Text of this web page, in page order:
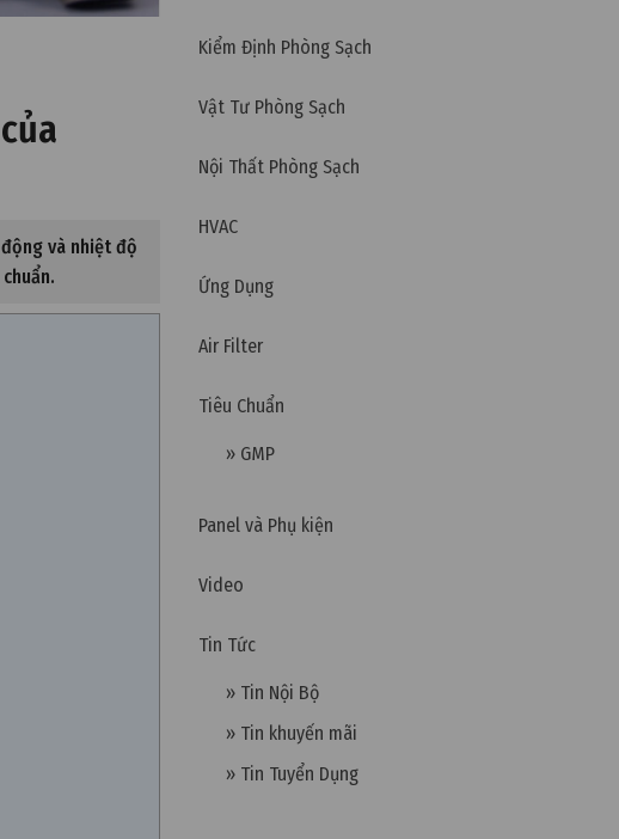
và nhiệt độ
Kiểm Định Phòng Sạch
Vật Tư Phòng Sạch
Nội Thất Phòng Sạch
HVAC
Ứng Dụng
Air Filter
Tiêu Chuẩn
» GMP
Panel và Phụ kiện
Video
Tin Tức
» Tin Nội Bộ
» Tin khuyến mãi
» Tin Tuyển Dụng